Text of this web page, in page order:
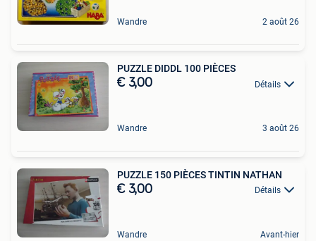
Wandre 2 août 26
PUZZLE DIDDL 100 PIÈCES
€ 3,00 Détails
Wandre 3 août 26
PUZZLE 150 PIÈCES TINTIN NATHAN
€ 3,00 Détails
Wandre Avant-hier